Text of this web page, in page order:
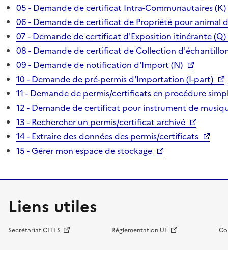
05 - Demande de certificat Intra-Communautaires (K)
06 - Demande de certificat de Propriété pour animal
07 - Demande de certificat d'Exposition itinérante (Q)
08 - Demande de certificat de Collection
09 - Demande de notification d'Import (N)
10 - Demande de pré-permis d'Importation (I-part)
11 - Demande de permis/certificats en procédure
12 - Demande de certificat pour instrument de
13 - Rechercher un permis/certificat archivé
14 - Extraire des données des permis/certificats
15 - Gérer mon espace de stockage
Liens utiles
Secrétariat CITES Réglementation UE